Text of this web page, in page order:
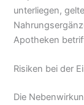
unterliegen,
Apotheken
Risiken bei der
Die